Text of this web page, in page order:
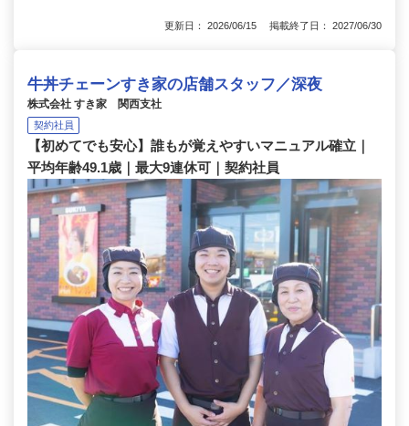
更新日： 2026/06/15 掲載終了日： 2027/06/30
牛丼チェーンすき家の店舗スタッフ／深夜
株式会社 すき家 関西支社
契約社員
【初めてでも安心】誰もが覚えやすいマニュアル確立｜
平均年齢49.1歳｜最大9連休可｜契約社員